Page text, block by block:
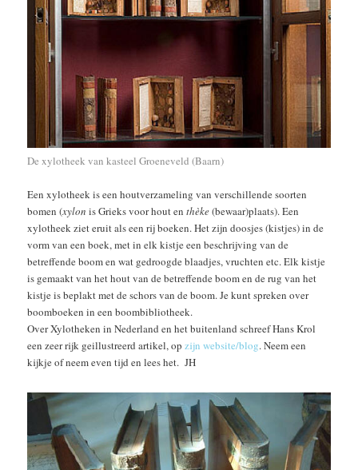
De xylotheek van kasteel Groeneveld (Baarn)
Een xylotheek is een houtverzameling van verschillende soorten
bomen (xylonis Grieks voor hout enthèke(bewaar)plaats). Een
xylotheek ziet eruit als een rij boeken. Het zijn doosjes (kistjes) in de
vorm van een boek, met in elk kistje een beschrijving van de
betreffende boom en wat gedroogde blaadjes, vruchten etc. Elk kistje
is gemaakt van het hout van de betreffende boom en de rug van het
kistje is beplakt met de schors van de boom. Je kunt spreken over
boomboeken in een boombibliotheek.
Over Xylotheken in Nederland en het buitenland schreef Hans Krol
een zeer rijk geillustreerd artikel, opzijn website/blog. Neem een
kijkje of neem even tijd en lees het. JH